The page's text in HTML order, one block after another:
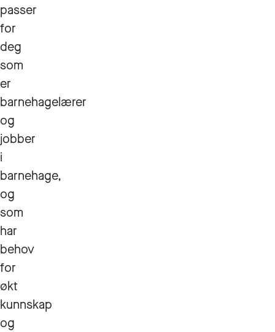
passer
for
deg
som
er
barnehagelærer
og
jobber
i
barnehage,
og
som
har
behov
for
økt
kunnskap
og